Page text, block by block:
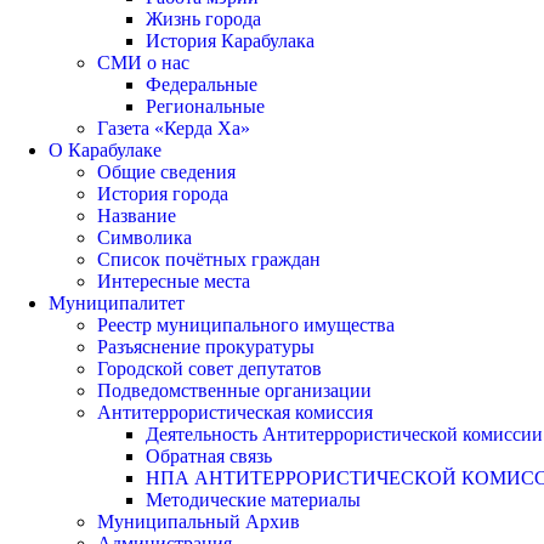
Жизнь города
История Карабулака
СМИ о нас
Федеральные
Региональные
Газета «Керда Ха»
О Карабулаке
Общие сведения
История города
Название
Символика
Список почётных граждан
Интересные места
Муниципалитет
Реестр муниципального имущества
Разъяснение прокуратуры
Городской совет депутатов
Подведомственные организации
Антитеррористическая комиссия
Деятельность Антитеррористической комиссии
Обратная связь
НПА АНТИТЕРРОРИСТИЧЕСКОЙ
Методические материалы
Муниципальный Архив